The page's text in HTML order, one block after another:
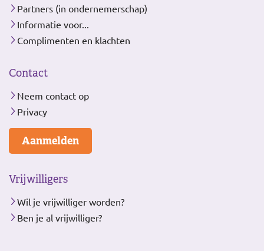
Partners (in ondernemerschap)
Informatie voor...
Complimenten en klachten
Contact
Neem contact op
Privacy
Aanmelden
Vrijwilligers
Wil je vrijwilliger worden?
Ben je al vrijwilliger?